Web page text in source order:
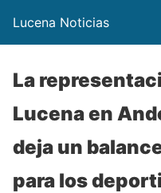
Lucena Noticias
La
Lucena en
deja un
para los